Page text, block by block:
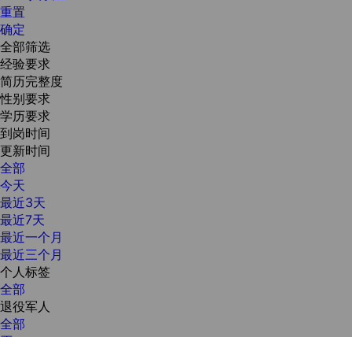
重置
确定
全部筛选
经验要求
简历完整度
性别要求
学历要求
到岗时间
更新时间
全部
今天
最近3天
最近7天
最近一个月
最近三个月
个人标签
全部
退役军人
全部